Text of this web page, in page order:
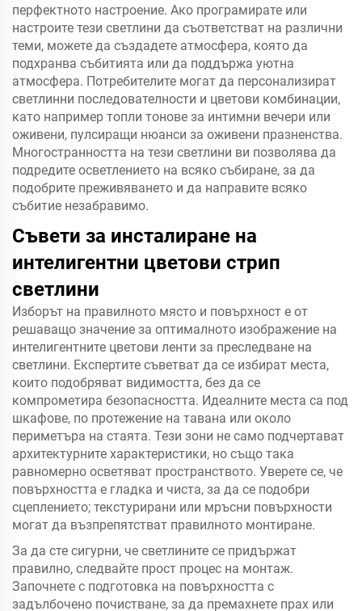
перфектното настроение. Ако програмирате или
настроите тези светлини да съответстват на различни
теми, можете да създадете атмосфера, която да
подхранва събитията или да поддържа уютна
атмосфера. Потребителите могат да персонализират
светлинни последователности и цветови комбинации,
като например топли тонове за интимни вечери или
оживени, пулсиращи нюанси за оживени празненства.
Многостранността на тези светлини ви позволява да
подредите осветлението на всяко събиране, за да
подобрите преживяването и да направите всяко
събитие незабравимо.
Съвети за инсталиране на
интелигентни цветови стрип
светлини
Изборът на правилното място и повърхност е от
решаващо значение за оптималното изображение на
интелигентните цветови ленти за преследване на
светлини. Експертите съветват да се избират места,
които подобряват видимостта, без да се
компрометира безопасността. Идеалните места са под
шкафове, по протежение на тавана или около
периметъра на стаята. Тези зони не само подчертават
архитектурните характеристики, но също така
равномерно осветяват пространството. Уверете се, че
повърхността е гладка и чиста, за да се подобри
сцеплението; текстурирани или мръсни повърхности
могат да възпрепятстват правилното монтиране.
За да сте сигурни, че светлините се придържат
правилно, следвайте прост процес на монтаж.
Започнете с подготовка на повърхността с
задълбочено почистване, за да премахнете прах или